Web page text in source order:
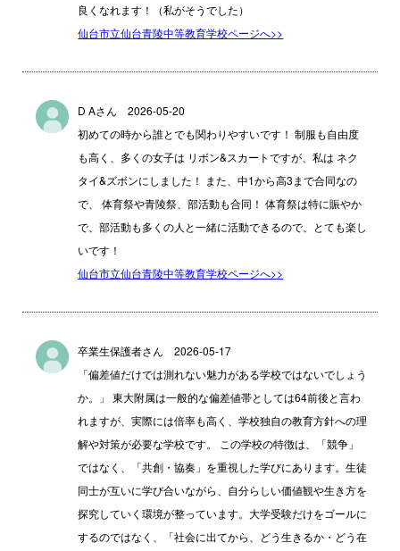
良くなれます！（私がそうでした）
仙台市立仙台青陵中等教育学校ページへ>>
D Aさん 2026-05-20
初めての時から誰とでも関わりやすいです！ 制服も自由度
も高く、多くの女子は リボン&スカートですが、私は ネク
タイ&ズボンにしました！ また、中1から高3まで合同なの
で、 体育祭や青陵祭、部活動も合同！ 体育祭は特に賑やか
で、部活動も多くの人と一緒に活動できるので、とても楽し
いです！
仙台市立仙台青陵中等教育学校ページへ>>
卒業生保護者さん 2026-05-17
「偏差値だけでは測れない魅力がある学校ではないでしょう
か。」 東大附属は一般的な偏差値帯としては64前後と言わ
れますが、実際には倍率も高く、学校独自の教育方針への理
解や対策が必要な学校です。 この学校の特徴は、「競争」
ではなく、「共創・協奏」を重視した学びにあります。生徒
同士が互いに学び合いながら、自分らしい価値観や生き方を
探究していく環境が整っています。大学受験だけをゴールに
するのではなく、「社会に出てから、どう生きるか・どう在